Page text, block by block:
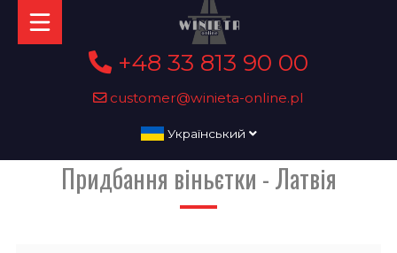
+48 33 813 90 00
customer@winieta-online.pl
Український
Придбання віньєтки - Латвія